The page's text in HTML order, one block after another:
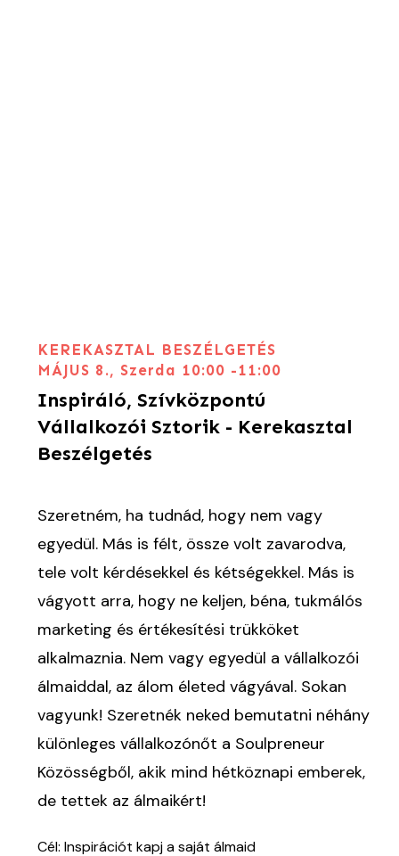
KEREKASZTAL BESZÉLGETÉS
MÁJUS 8., Szerda 10:00 -11:00
Inspiráló, Szívközpontú
Vállalkozói Sztorik - Kerekasztal
Beszélgetés
Szeretném, ha tudnád, hogy nem vagy
egyedül. Más is félt, össze volt zavarodva,
tele volt kérdésekkel és kétségekkel. Más is
vágyott arra, hogy ne keljen, béna, tukmálós
marketing és értékesítési trükköket
alkalmaznia. Nem vagy egyedül a vállalkozói
álmaiddal, az álom életed vágyával. Sokan
vagyunk! Szeretnék neked bemutatni néhány
különleges vállalkozónőt a Soulpreneur
Közösségből, akik mind hétköznapi emberek,
de tettek az álmaikért!
Cél: Inspirációt kapj a saját álmaid